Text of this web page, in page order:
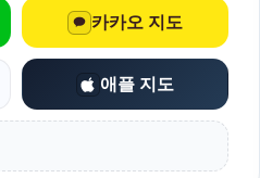
카카오 지도
애플 지도